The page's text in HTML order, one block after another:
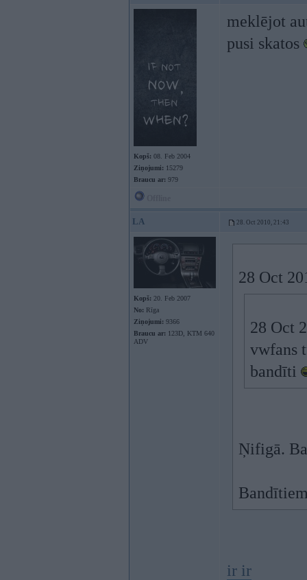
Kopš: 08. Feb 2004
Ziņojumi: 15279
Braucu ar: 979
meklējot
pusi skatos
LA 28. Oct 2010, 21:43
Kopš: 20. Feb 2007
No: Rīga
Ziņojumi: 9366
Braucu ar: 123D, KTM 640
ADV
28 Oct
28 Oct
vwfans
bandīti
Ņifigā.
ir ir